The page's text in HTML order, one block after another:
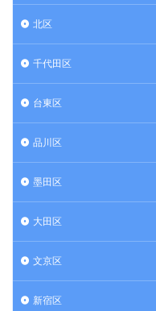
北区
千代田区
台東区
品川区
墨田区
大田区
文京区
新宿区